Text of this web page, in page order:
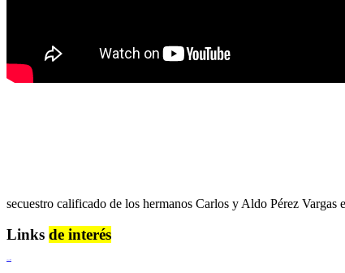
secuestro calificado de los hermanos Carlos y Aldo Pérez
Links de interés